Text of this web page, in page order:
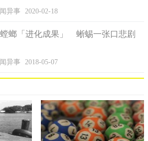
公里）
第五，但它的全长不容小觑，它拥有1318
上海的铁路主干线，它的站点设置达24
是经济发展发达及较发达地带，所以在这
大。不仅如此，它的运行速度也十分令人
/小时。
异事 2020-02-18
螂「进化成果」 蜥蜴一张口悲剧
异事 2018-05-07